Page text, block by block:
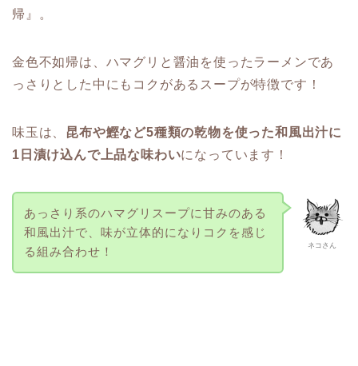
帰』。
金色不如帰は、ハマグリと醤油を使ったラーメンであ
っさりとした中にもコクがあるスープが特徴です！
味玉は、 昆布や鰹など5種類の乾物を使った和風出汁に
1日漬け込んで上品な味わいになっています！
ネコさん
あっさり系のハマグリスープに甘みのある
和風出汁で、味が立体的になりコクを感じ
る組み合わせ！